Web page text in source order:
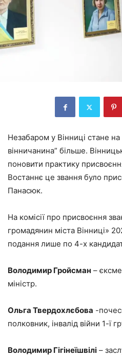
Незабаром у Вінниці стане
вінничанина” більше.
поновити практику
Востаннє це звання було
Панасюк.
На комісії про присвоєння
громадянин міста Вінниці»
подання лише по 4-х
Володимир Гройсман –
міністр.
Ольга Твердохлєбова -
полковник, інвалід війни 1-ї
Володимир Гігінеїшвілі –